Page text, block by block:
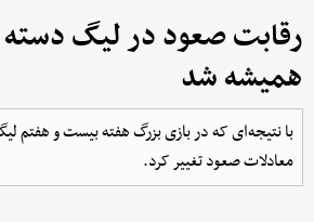
رقابت صعود در لیگ دسته
همیشه شد
با نتیجه‌ای که در بازی بزرگ هفته بیست و هفتم
معادلات صعود تغییر کرد.